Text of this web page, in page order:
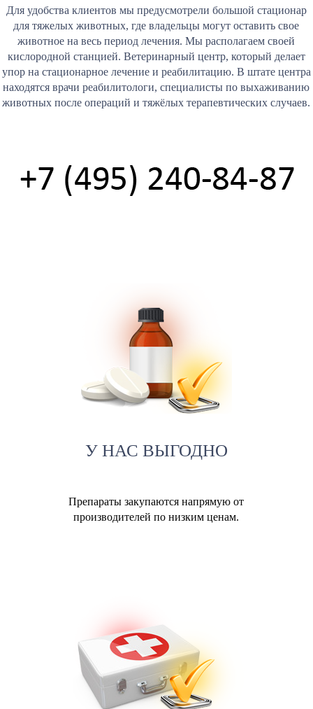
Для удобства клиентов мы предусмотрели большой стационар
для тяжелых животных, где владельцы могут оставить свое
животное на весь период лечения. Мы располагаем своей
кислородной станцией. Ветеринарный центр, который делает
упор на стационарное лечение и реабилитацию. В штате центра
находятся врачи реабилитологи, специалисты по выхаживанию
животных после операций и тяжёлых терапевтических случаев.
У НАС ВЫГОДНО
Препараты закупаются напрямую от
производителей по низким ценам.